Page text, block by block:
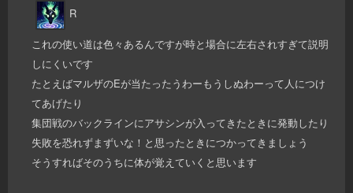
R
これの使い道は色々あるんですが時と場合に左右されすぎて説明
しにくいです
たとえばマルザのEが当たったうわーもうしぬわーって人につけ
てあげたり
集団戦のバックラインにアサシンが入ってきたときに発動したり
失敗を恐れずまずいな！と思ったときにつかってきましょう
そうすればそのうちに体が覚えていくと思います